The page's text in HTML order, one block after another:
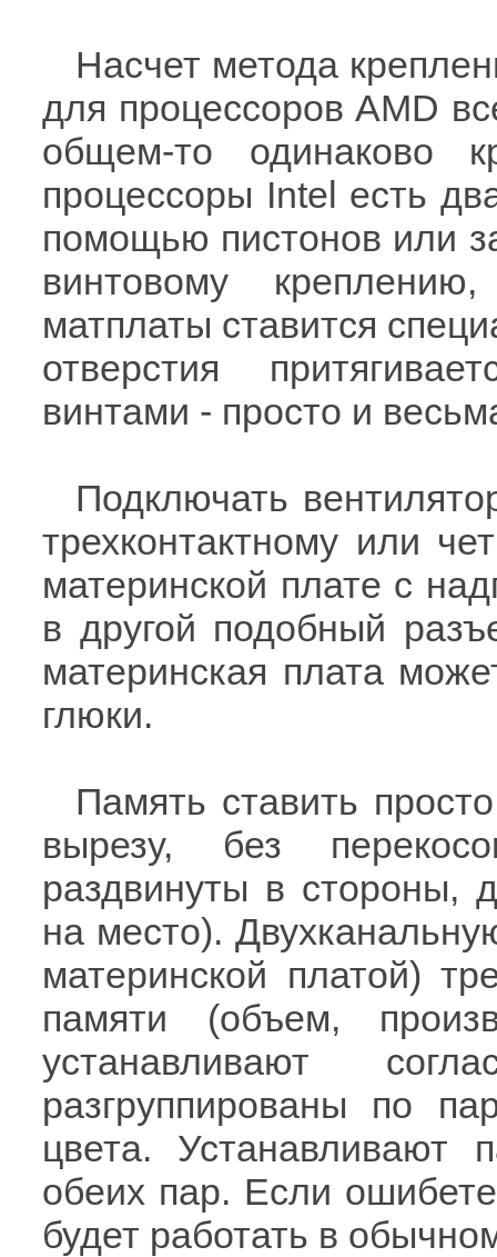
Насчет метода
для процессоров AMD
общем-то одинаково
процессоры Intel есть
помощью пистонов или
винтовому
матплаты ставится
отверстия
винтами - просто и
Подключать
трехконтактному или
материнской плате с
в другой подобный
материнская плата
глюки.
Память ставить
вырезу, без
раздвинуты в стороны,
на место).
материнской платой)
памяти (объем,
устанавливают
разгруппированы по
цвета. Устанавливают
обеих пар. Если
будет работать в